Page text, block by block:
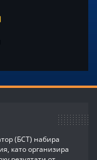
(БСТ) набира
като организира